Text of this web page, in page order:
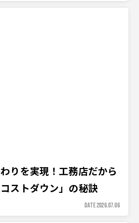
りを実現！工務店だから
ストダウン」の秘訣
DATE 2026.07.06